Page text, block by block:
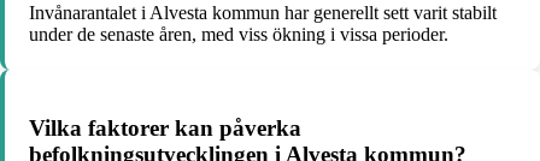
Invånarantalet i Alvesta kommun har generellt sett varit stabilt
under de senaste åren, med viss ökning i vissa perioder.
Vilka faktorer kan påverka
befolkningsutvecklingen i Alvesta kommun?